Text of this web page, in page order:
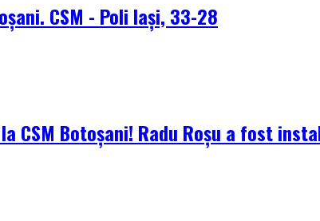
CSM - Poli Iași, 33-28
CSM Botoșani! Radu Roșu a fost